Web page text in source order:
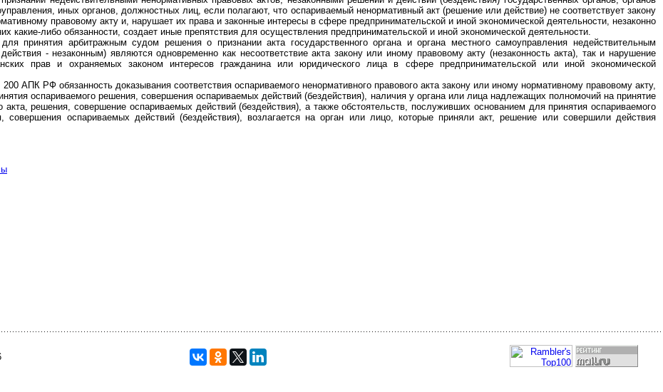
иных органов, должностных лиц, если полагают, что оспариваемый ненормативный акт (решение или действие) не соответствует закону
правовому акту и, нарушает их права и законные интересы в сфере предпринимательской и иной экономической деятельности, незаконно
какие-либо обязанности, создает иные препятствия для осуществления предпринимательской и иной экономической деятельности.
принятия арбитражным судом решения о признании акта государственного органа и органа местного самоуправления недействительным
- незаконным) являются одновременно как несоответствие акта закону или иному правовому акту (незаконность акта), так и нарушение
прав и охраняемых законом интересов гражданина или юридического лица в сфере предпринимательской или иной экономической
АПК РФ обязанность доказывания соответствия оспариваемого ненормативного правового акта закону или иному нормативному правовому акту,
оспариваемого решения, совершения оспариваемых действий (бездействия), наличия у органа или лица надлежащих полномочий на принятие
акта, решения, совершение оспариваемых действий (бездействия), а также обстоятельств, послуживших основанием для принятия оспариваемого
совершения оспариваемых действий (бездействия), возлагается на орган или лицо, которые приняли акт, решение или совершили действия